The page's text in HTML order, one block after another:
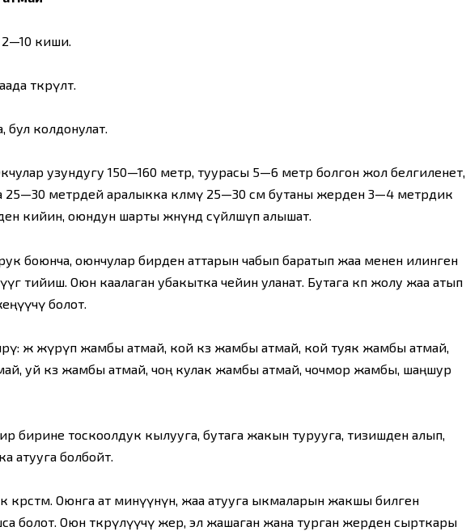
киши.
өткөрүлөт.
колдонулат.
узундугу 150—160 метр, туурасы 5—6 метр болгон жол белгиленет,
метрдей аралыкка көлөмү 25—30 см бутаны жерден 3—4 метрдик
кийин, оюндун шарты жөнүндө сүйлөшүп алышат.
боюнча, оюнчулар бирден аттарын чабып баратып жаа менен илинген
тийиш. Оюн каалаган убакытка чейин уланат. Бутага көп жолу жаа атып
болот.
жөө жүрүп жамбы атмай, кой көз жамбы атмай, кой туяк жамбы атмай,
уй көз жамбы атмай, чоң кулак жамбы атмай, чочмор жамбы, шаңшур
бирине тоскоолдук кылууга, бутага жакын турууга, тизишден алып,
атууга болбойт.
Оюнга ат минүүнүн, жаа атууга ыкмаларын жакшы билген
болот. Оюн өткөрүлүүчү жер, эл жашаган жана турган жерден сырткары